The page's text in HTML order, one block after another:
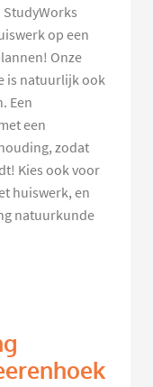
op een
Onze
is natuurlijk ook
Een
een
zodat
Kies ook voor
huiswerk, en
natuurkunde